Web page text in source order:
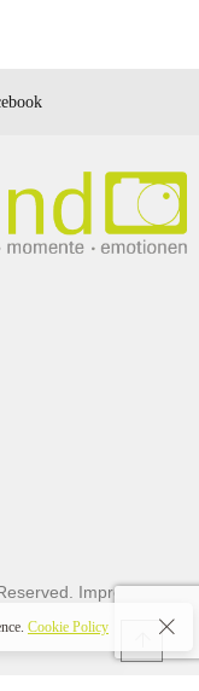
Impressum.
Cookie Policy